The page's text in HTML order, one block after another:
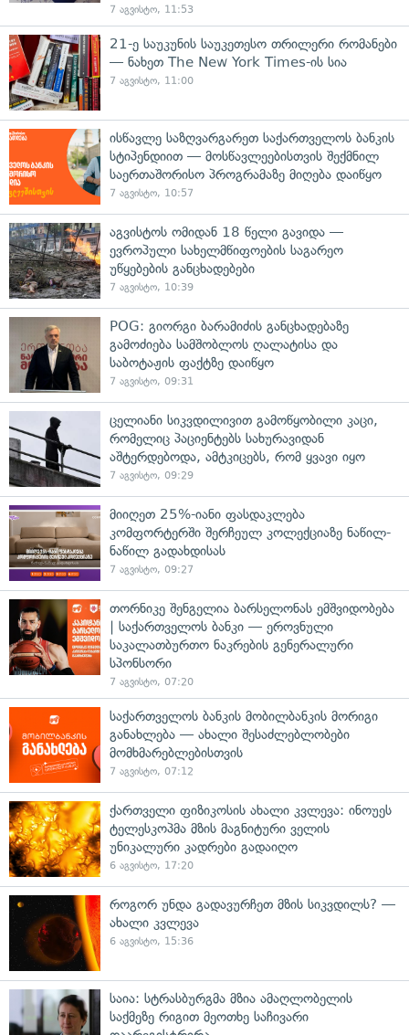
7 აგვისტო, 11:53
21-ე საუკუნის საუკეთესო თრილერი რომანები
— ნახეთ The New York Times-ის სია
7 აგვისტო, 11:00
ისწავლე საზღვარგარეთ საქართველოს ბანკის
სტიპენდიით — მოსწავლეებისთვის შექმნილ
საერთაშორისო პროგრამაზე მიღება დაიწყო
7 აგვისტო, 10:57
აგვისტოს ომიდან 18 წელი გავიდა —
ევროპული სახელმწიფოების საგარეო
უწყებების განცხადებები
7 აგვისტო, 10:39
POG: გიორგი ბარამიძის განცხადებაზე
გამოძიება სამშობლოს ღალატისა და
საბოტაჟის ფაქტზე დაიწყო
7 აგვისტო, 09:31
ცელიანი სიკვდილივით გამოწყობილი კაცი,
რომელიც პაციენტებს სახურავიდან
აშტერდებოდა, ამტკიცებს, რომ ყვავი იყო
7 აგვისტო, 09:29
მიიღეთ 25%-იანი ფასდაკლება
კომფორტერში შერჩეულ კოლექციაზე ნაწილ-
ნაწილ გადახდისას
7 აგვისტო, 09:27
თორნიკე შენგელია ბარსელონას ემშვიდობება
| საქართველოს ბანკი — ეროვნული
საკალათბურთო ნაკრების გენერალური
სპონსორი
7 აგვისტო, 07:20
საქართველოს ბანკის მობილბანკის მორიგი
განახლება — ახალი შესაძლებლობები
მომხმარებლებისთვის
7 აგვისტო, 07:12
ქართველი ფიზიკოსის ახალი კვლევა: ინოუეს
ტელესკოპმა მზის მაგნიტური ველის
უნიკალური კადრები გადაიღო
6 აგვისტო, 17:20
როგორ უნდა გადავურჩეთ მზის სიკვდილს? —
ახალი კვლევა
6 აგვისტო, 15:36
საია: სტრასბურგმა მზია ამაღლობელის
საქმეზე რიგით მეოთხე საჩივარი